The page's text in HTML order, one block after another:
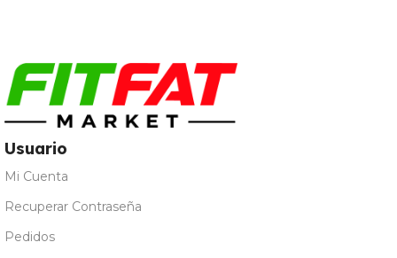
Usuario
Mi Cuenta
Recuperar Contraseña
Pedidos